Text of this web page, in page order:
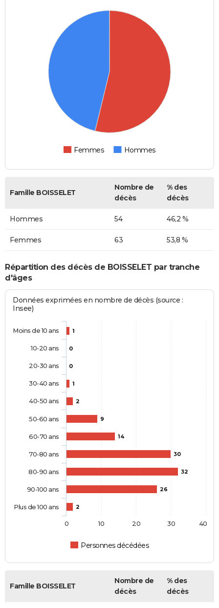
Femmes Hommes
Famille BOISSELET
Nombre de
décès
% des
décès
Hommes 54 46,2 %
Femmes 63 53,8 %
Répartition des décès de BOISSELET par tranche
d'âges
Données exprimées en nombre de décès (source :
Insee)
1
0
0
1
2
9
14
30
32
26
2
Personnes décédées
Moins de 10 ans
10-20 ans
20-30 ans
30-40 ans
40-50 ans
50-60 ans
60-70 ans
70-80 ans
80-90 ans
90-100 ans
Plus de 100 ans
0 10 20 30 40
Famille BOISSELET
Nombre de
décès
% des
décès